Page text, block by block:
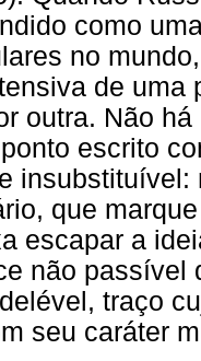
como
no
de uma
outra. Não
escrito
que
escapar a
não passível
traço
seu caráter